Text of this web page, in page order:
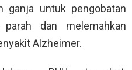
ganja untuk pengobatan
dan melemahkan
Alzheimer.